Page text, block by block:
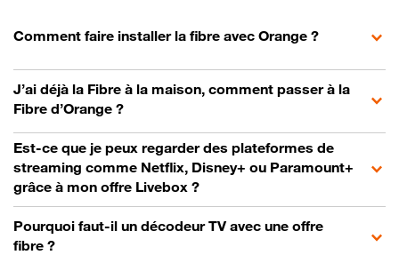
Comment faire installer la fibre avec Orange ?
J’ai déjà la Fibre à la maison, comment passer à la
Fibre d’Orange ?
Est-ce que je peux regarder des plateformes de
streaming comme Netflix, Disney+ ou Paramount+
grâce à mon offre Livebox ?
Pourquoi faut-il un décodeur TV avec une offre
fibre ?